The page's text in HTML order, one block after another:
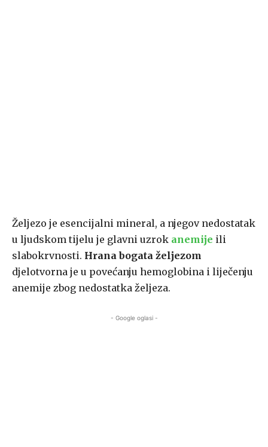
Željezo je esencijalni mineral, a njegov nedostatak
u ljudskom tijelu je glavni uzrok anemije ili
slabokrvnosti. Hrana bogata željezom
djelotvorna je u povećanju hemoglobina i liječenju
anemije zbog nedostatka željeza.
- Google oglasi -